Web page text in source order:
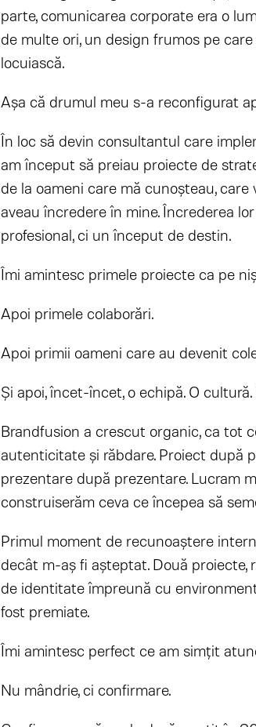
parte, comunicarea corporate era o
de multe ori, un design frumos pe
locuiască.
Așa că drumul meu s-a reconfigurat
În loc să devin consultantul care
am început să preiau proiecte de
de la oameni care mă cunoșteau,
aveau încredere în mine. Încrederea
profesional, ci un început de destin.
Îmi amintesc primele proiecte ca pe
Apoi primele colaborări.
Apoi primii oameni care au devenit
Și apoi, încet-încet, o echipă. O
Brandfusion a crescut organic, ca tot
autenticitate și răbdare. Proiect după
prezentare după prezentare. Lucram
construiserăm ceva ce începea să
Primul moment de recunoaștere
decât m-aș fi așteptat. Două
de identitate împreună cu
fost premiate.
Îmi amintesc perfect ce am simțit
Nu mândrie, ci confirmare.